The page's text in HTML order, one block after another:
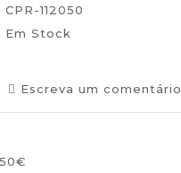
CPR-112050
Em Stock
Escreva um comentário